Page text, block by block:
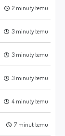
2 minuty temu
3 minuty temu
3 minuty temu
3 minuty temu
4 minuty temu
7 minut temu